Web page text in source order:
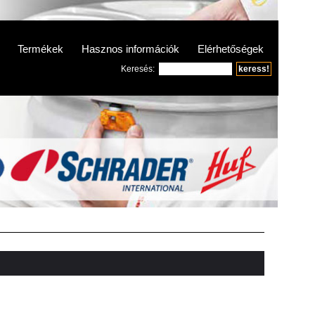
Termékek Hasznos információk Elérhetőségek
Keresés: